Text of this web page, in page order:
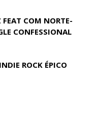
FEAT COM NORTE-
CONFESSIONAL
ROCK ÉPICO